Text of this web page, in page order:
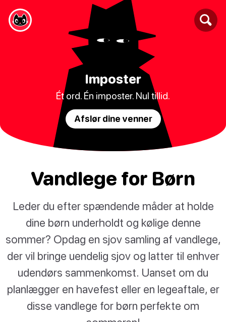
Imposter
Ét ord. Én imposter. Nul tillid.
Afslør dine venner
Vandlege for Børn
Leder du efter spændende måder at holde
dine børn underholdt og kølige denne
sommer? Opdag en sjov samling af vandlege,
der vil bringe uendelig sjov og latter til enhver
udendørs sammenkomst. Uanset om du
planlægger en havefest eller en legeaftale, er
disse vandlege for børn perfekte om